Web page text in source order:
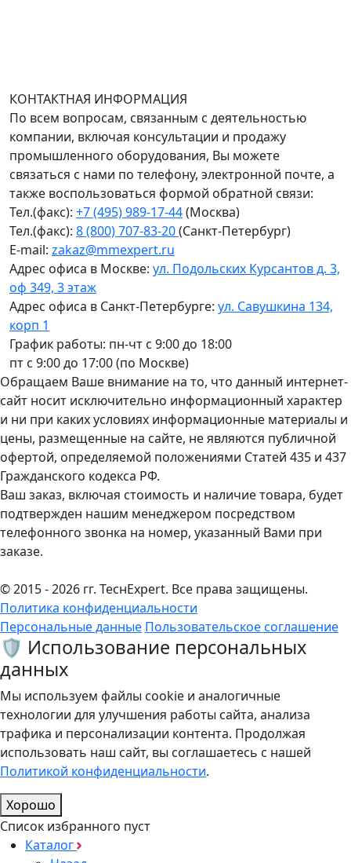
КОНТАКТНАЯ ИНФОРМАЦИЯ
По всем вопросам, связанным с деятельностью
компании, включая консультации и продажу
промышленного оборудования, Вы можете
связаться с нами по телефону, электронной почте, а
также воспользоваться формой обратной связи:
Тел.(факс): +7 (495) 989-17-44(Москва)
Тел.(факс): 8 (800) 707-83-20(Санкт-Петербург)
E-mail: zakaz@mmexpert.ru
Адрес офиса в Москве: ул. Подольских Курсантов д. 3,
оф 349, 3 этаж
Адрес офиса в Санкт-Петербурге: ул. Савушкина 134,
корп 1
График работы: пн-чт с 9:00 до 18:00
пт с 9:00 до 17:00 (по Москве)
Обращаем Ваше внимание на то, что данный интернет-
сайт носит исключительно информационный характер
и ни при каких условиях информационные материалы и
цены, размещенные на сайте, не являются публичной
офертой, определяемой положениями Статей 435 и 437
Гражданского кодекса РФ.
Ваш заказ, включая стоимость и наличие товара, будет
подтвержден нашим менеджером посредством
телефонного звонка на номер, указанный Вами при
заказе.
© 2015 - 2026 гг. ТеcнExpert. Все права защищены.
Политика конфиденциальности
Персональные данные Пользовательское соглашение
🛡️ Использование персональных
данных
Мы используем файлы cookie и аналогичные
технологии для улучшения работы сайта, анализа
трафика и персонализации контента. Продолжая
использовать наш сайт, вы соглашаетесь с нашей
Политикой конфиденциальности.
Хорошо
Список избранного пуст
Каталог